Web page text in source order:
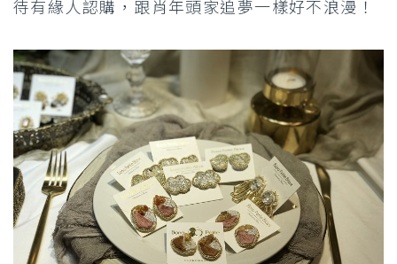
待有緣人認購，跟肖年頭家追夢一樣好不浪漫！